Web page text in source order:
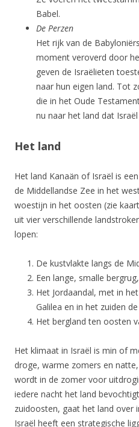
Babel.
De Perzen
Het rijk van de
moment veroverd door
geven de Israëlieten
naar hun eigen land. Tot
die in het Oude
nu naar het land dat
Het land
Het land Kanaän of Israël is
de Middellandse Zee in het
woestijn in het oosten (zie
uit vier verschillende
lopen:
De kustvlakte langs de
Een lange, smalle
Het Jordaandal, met in
Galilea en in het zuiden
Het bergland ten oosten
Het klimaat in Israël is min of
droge, warme zomers en
wordt in de zomer voor
iedere nacht het land
zuidoosten, gaat het land over
Israël heeft een strategische